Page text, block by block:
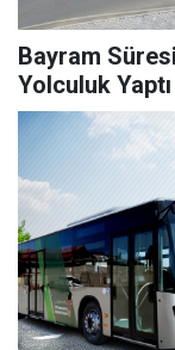
Bayram
Yolculuk Yaptı